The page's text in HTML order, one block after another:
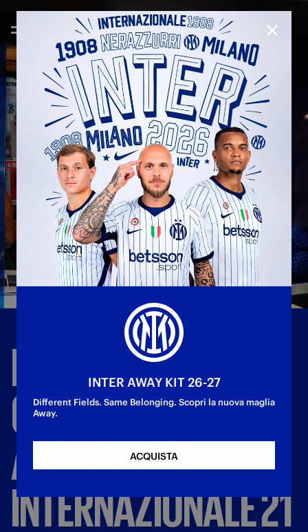
BEPPEBERGOMI
OSPITE
ALL'EDICOLA
INTERNAZIONALE21
INTER AWAY KIT 26-27
Different Fields. Same Belonging. Scopri la nuova maglia
Away.
ACQUISTA